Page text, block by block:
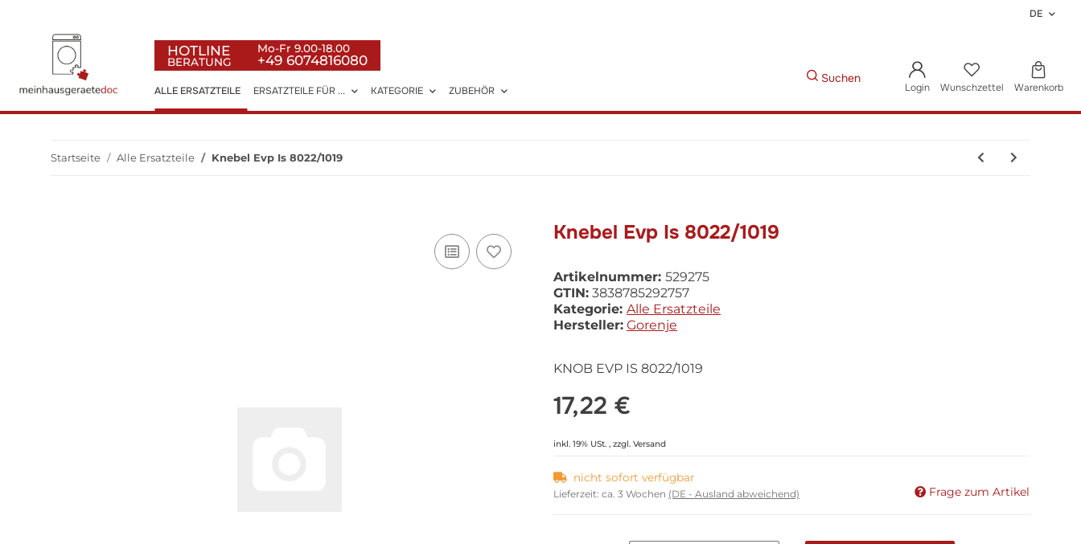
DE
Suchen
Login Wunschzettel Warenkorb
HOTLINE
BERATUNG
Mo-Fr 9.00-18.00
+49 6074816080
ALLE ERSATZTEILE ERSATZTEILE FÜR ... KATEGORIE ZUBEHÖR
Startseite Alle Ersatzteile Knebel Evp Is 8022/1019
Knebel Evp Is 8022/1019
Artikelnummer: 529275
GTIN: 3838785292757
Kategorie: Alle Ersatzteile
Hersteller: Gorenje
KNOB EVP IS 8022/1019
17,22 €
inkl. 19% USt. , zzgl. Versand
nicht sofort verfügbar
Lieferzeit: ca. 3 Wochen (DE - Ausland abweichend) Frage zum Artikel